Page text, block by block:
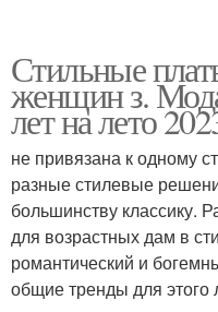
Стильные
женщин з.
лет на лето
не привязана к одному
разные стилевые
большинству классику.
для возрастных дам в
романтический и
общие тренды для этого